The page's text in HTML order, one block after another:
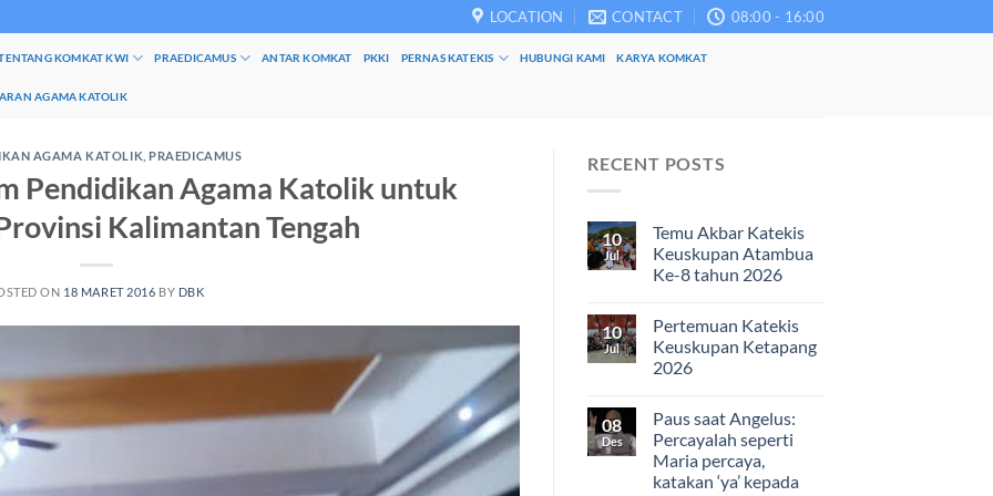
LOCATION CONTACT 08:00 - 16:00
KOMKAT KWI PRAEDICAMUS ANTAR KOMKAT PKKI PERNAS KATEKIS HUBUNGI KAMI KARYA KOMKAT
AGAMA KATOLIK
AGAMA KATOLIK PRAEDICAMUS
Pendidikan Agama Katolik untuk
Kalimantan Tengah
ON 18 MARET 2016 BY DBK
RECENT POSTS
10
Jul
Temu Akbar Katekis
Keuskupan Atambua
Ke-8 tahun 2026
10
Jul
Pertemuan Katekis
Keuskupan Ketapang
2026
08
Des
Paus saat Angelus:
Percayalah seperti
Maria percaya,
katakan ‘ya’ kepada